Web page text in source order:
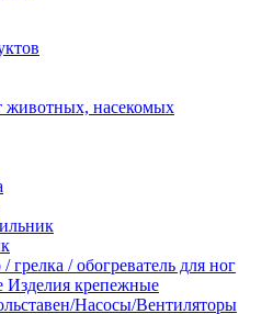
животных, насекомых
грелка / обогреватель для ног
Изделия крепежные